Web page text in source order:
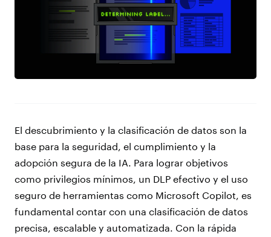
El descubrimiento y la clasificación de datos son la
base para la seguridad, el cumplimiento y la
adopción segura de la IA. Para lograr objetivos
como privilegios mínimos, un DLP efectivo y el uso
seguro de herramientas como Microsoft Copilot, es
fundamental contar con una clasificación de datos
precisa, escalable y automatizada. Con la rápida